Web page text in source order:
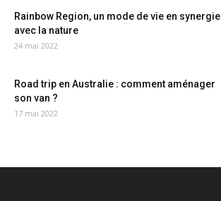
Rainbow Region, un mode de vie en synergie
avec la nature
24 mai 2022
Road trip en Australie : comment aménager
son van ?
17 mai 2022